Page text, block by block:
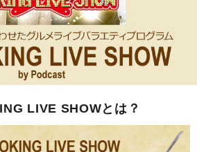
LIVE SHOWとは？